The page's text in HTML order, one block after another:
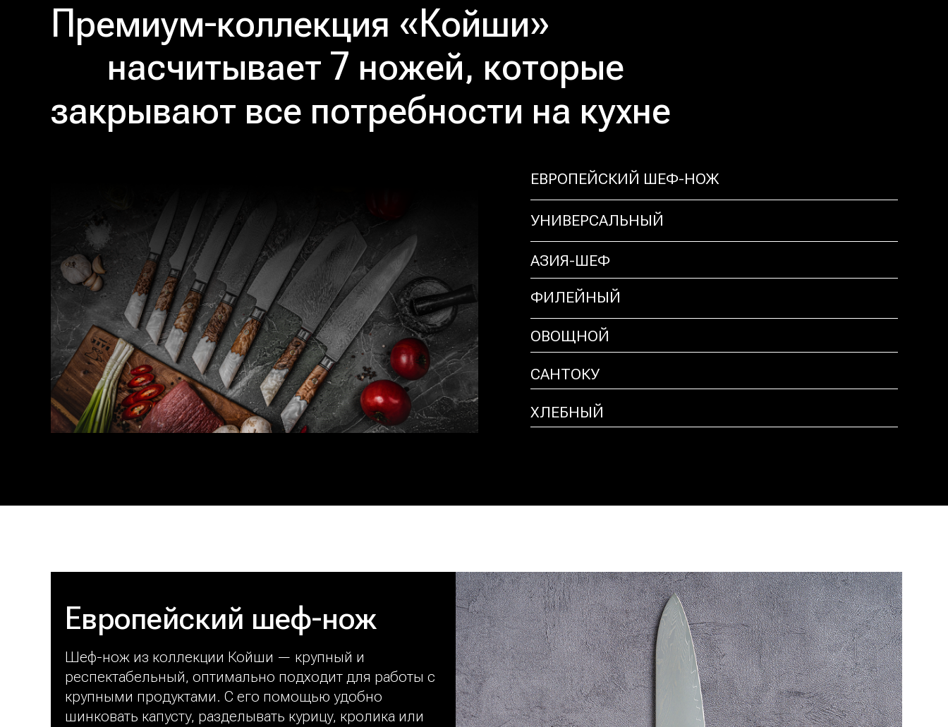
ЕВРОПЕЙСКИЙ ШЕФ-НОЖ
УНИВЕРСАЛЬНЫЙ
АЗИЯ-ШЕФ
ФИЛЕЙНЫЙ
ОВОЩНОЙ
САНТОКУ
ХЛЕБНЫЙ
Премиум-коллекция «Койши»
насчитывает 7 ножей, которые
закрывают все потребности на кухне
Европейский шеф-нож
Шеф-нож из коллекции Койши — крупный и
респектабельный, оптимально подходит для работы с
крупными продуктами. С его помощью удобно
шинковать капусту, разделывать курицу, кролика или